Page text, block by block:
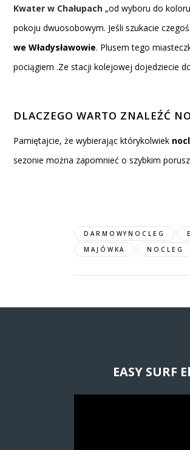
Kwater w Chałupach „od wyboru do
pokoju dwuosobowym. Jeśli szukacie
we Władysławowie. Plusem tego
pociągiem .Ze stacji kolejowej dojedziecie
DLACZEGO WARTO ZNALEŹĆ
Pamiętajcie, że wybierając którykolwiek
sezonie można zapomnieć o szybkim
DARMOWYNOCLEG
MAJÓWKA
NOCLEG
EASY SURF